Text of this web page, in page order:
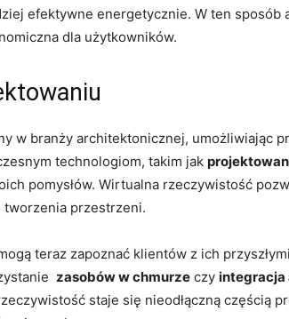
efektywne energetycznie.‍ W ten
dla użytkowników.
w branży architektonicznej, umożliwiając
technologiom, takim jak
‌pomysłów.⁤ Wirtualna rzeczywistość
tworzenia przestrzeni.
teraz zapoznać ‌klientów z ich
zasobów ​w chmurze czy⁣ integracja⁢
staje się ​nieodłączną częścią